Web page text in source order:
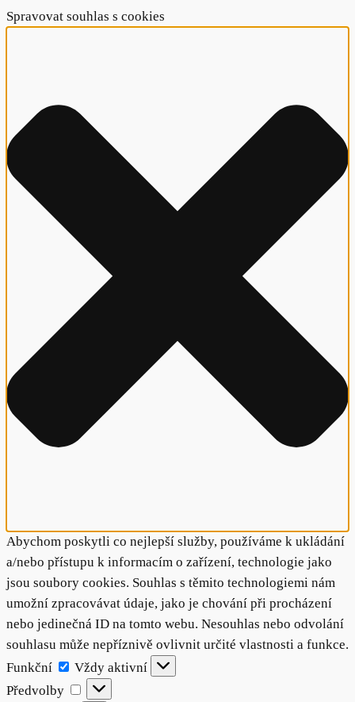
Spravovat souhlas s cookies
Abychom poskytli co nejlepší služby, používáme k ukládání
a/nebo přístupu k informacím o zařízení, technologie jako
jsou soubory cookies. Souhlas s těmito technologiemi nám
umožní zpracovávat údaje, jako je chování při procházení
nebo jedinečná ID na tomto webu. Nesouhlas nebo odvolání
souhlasu může nepříznivě ovlivnit určité vlastnosti a funkce.
Funkční
Funkční
Vždy aktivní
Předvolby
Předvolby